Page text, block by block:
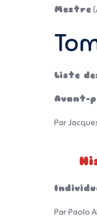
Mestre
Liste
Avant-
Par
Par Paolo